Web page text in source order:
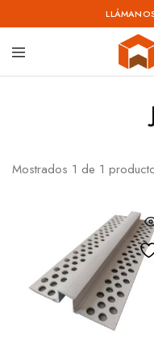
Materiales
Mostrados 1 de 1